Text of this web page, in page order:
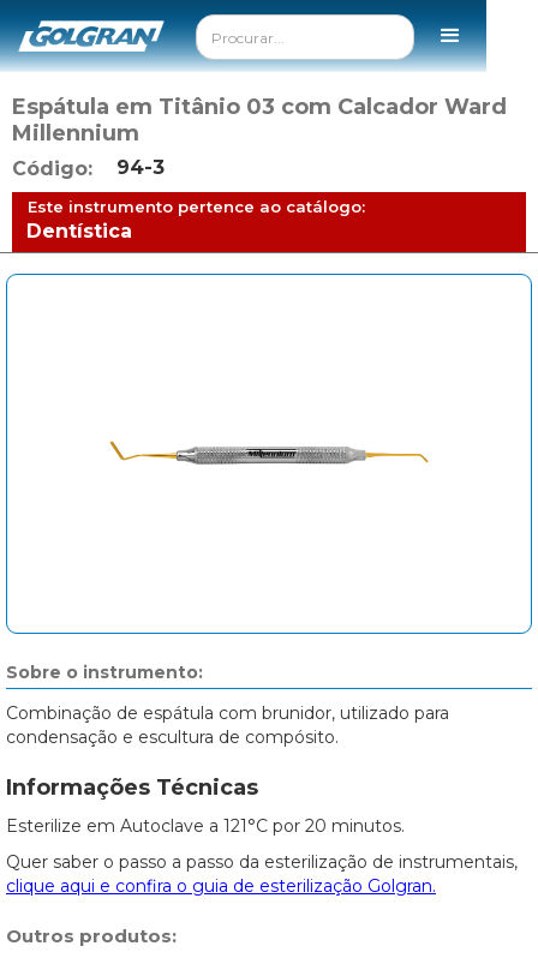
Espátula em Titânio 03 com Calcador Ward
Millennium
Código: 94-3
Este instrumento pertence ao catálogo:
Dentística
Sobre o instrumento:
Combinação de espátula com brunidor, utilizado para
condensação e escultura de compósito.
Informações Técnicas
Esterilize em Autoclave a 121°C por 20 minutos.
Quer saber o passo a passo da esterilização de instrumentais,
clique aqui e confira o guia de esterilização Golgran.
Outros produtos: